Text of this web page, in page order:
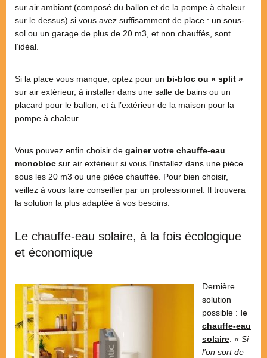
sur air ambiant (composé du ballon et de la pompe à chaleur
sur le dessus) si vous avez suffisamment de place : un sous-
sol ou un garage de plus de 20 m3, et non chauffés, sont
l’idéal.
Si la place vous manque, optez pour un bi-bloc ou « split »
sur air extérieur, à installer dans une salle de bains ou un
placard pour le ballon, et à l’extérieur de la maison pour la
pompe à chaleur.
Vous pouvez enfin choisir de gainer votre chauffe-eau
monobloc sur air extérieur si vous l’installez dans une pièce
sous les 20 m3 ou une pièce chauffée. Pour bien choisir,
veillez à vous faire conseiller par un professionnel. Il trouvera
la solution la plus adaptée à vos besoins.
Le chauffe-eau solaire, à la fois écologique
et économique
Dernière
solution
possible : le
chauffe-eau
solaire. « Si
l’on sort de